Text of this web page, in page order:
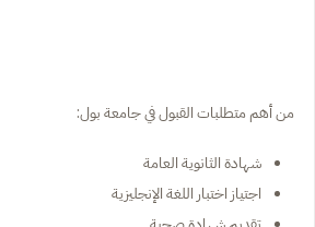
من أهم متطلبات القبول في جامعة بول:
شهادة الثانوية العامة
اجتياز اختبار اللغة الإنجليزية